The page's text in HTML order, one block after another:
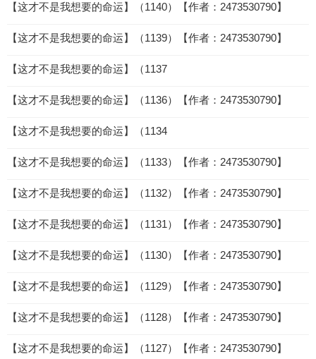
【这才不是我想要的命运】（1140）【作者：2473530790】
【这才不是我想要的命运】（1139）【作者：2473530790】
【这才不是我想要的命运】（1137
【这才不是我想要的命运】（1136）【作者：2473530790】
【这才不是我想要的命运】（1134
【这才不是我想要的命运】（1133）【作者：2473530790】
【这才不是我想要的命运】（1132）【作者：2473530790】
【这才不是我想要的命运】（1131）【作者：2473530790】
【这才不是我想要的命运】（1130）【作者：2473530790】
【这才不是我想要的命运】（1129）【作者：2473530790】
【这才不是我想要的命运】（1128）【作者：2473530790】
【这才不是我想要的命运】（1127）【作者：2473530790】